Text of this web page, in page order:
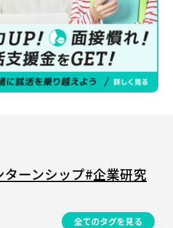
ターンシップ#企業研究
全てのタグを見る